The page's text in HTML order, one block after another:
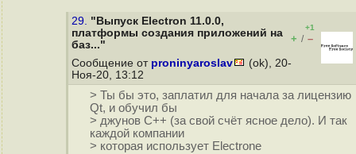
29. "Выпуск Electron 11.0.0,
платформы создания приложений на
баз..."
+1
+ / –
Сообщение от proninyaroslav
(ok), 20-
Ноя-20, 13:12
> Ты бы это, заплатил для начала за лицензию
Qt, и обучил бы
> джунов С++ (за свой счёт ясное дело). И так
каждой компании
> которая использует Electrone